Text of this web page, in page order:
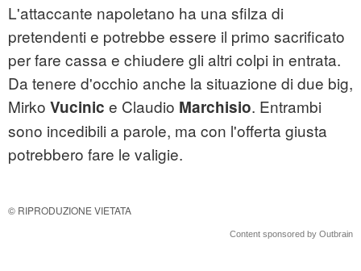
L'attaccante napoletano ha una sfilza di
pretendenti e potrebbe essere il primo sacrificato
per fare cassa e chiudere gli altri colpi in entrata.
Da tenere d'occhio anche la situazione di due big,
Mirko Vucinic e Claudio Marchisio. Entrambi
sono incedibili a parole, ma con l'offerta giusta
potrebbero fare le valigie.
© RIPRODUZIONE VIETATA
Content sponsored by Outbrain